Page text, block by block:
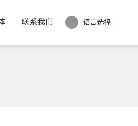
联系我们 语言选择